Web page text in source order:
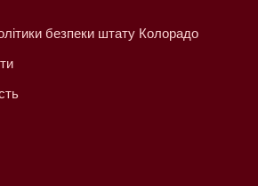
безпеки штату Колорадо